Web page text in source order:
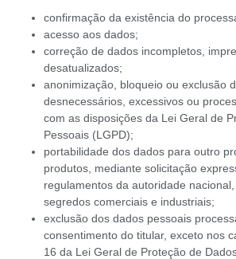
confirmação da existência do
acesso aos dados;
correção de dados incompletos,
desatualizados;
anonimização, bloqueio ou exclusão
desnecessários, excessivos ou
com as disposições da Lei Geral de
Pessoais (LGPD);
portabilidade dos dados para outro
produtos, mediante solicitação
regulamentos da autoridade
segredos comerciais e industriais;
exclusão dos dados pessoais
consentimento do titular, exceto nos
16 da Lei Geral de Proteção de